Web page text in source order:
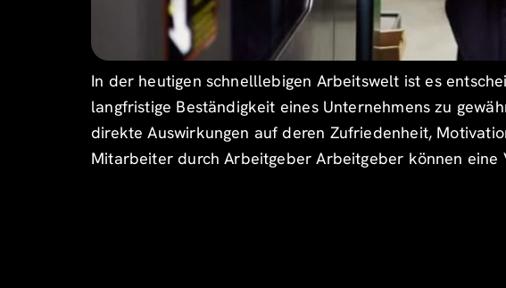
In der heutigen schnelllebigen Arbeitswelt ist es
langfristige Beständigkeit eines Unternehmens zu
direkte Auswirkungen auf deren Zufriedenheit,
Mitarbeiter durch Arbeitgeber Arbeitgeber können eine